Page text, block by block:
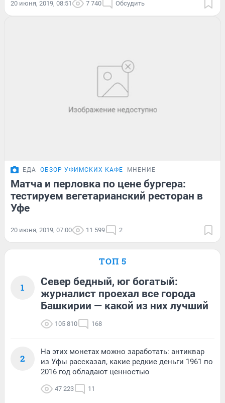
20 июня, 2019, 08:51 7 740 Обсудить
ЕДА ОБЗОР УФИМСКИХ КАФЕ МНЕНИЕ
Матча и перловка по цене бургера:
тестируем вегетарианский ресторан в
Уфе
20 июня, 2019, 07:00 11 599 2
ТОП 5
1
Север бедный, юг богатый:
журналист проехал все города
Башкирии — какой из них лучший
105 810 168
2
На этих монетах можно заработать: антиквар
из Уфы рассказал, какие редкие деньги 1961 по
2016 год обладают ценностью
47 223 11